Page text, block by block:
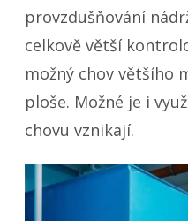
provzdušňování
celkově větší
možný chov většího
ploše. Možné je i
chovu vznikají.